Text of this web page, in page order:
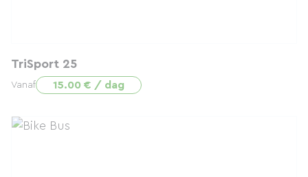
TriSport 25
Vanaf 15.00 € / dag